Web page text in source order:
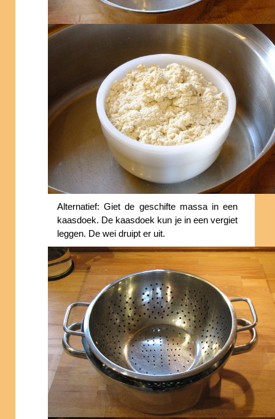
Alternatief: Giet de geschifte massa in een
kaasdoek. De kaasdoek kun je in een vergiet
leggen. De wei druipt er uit.